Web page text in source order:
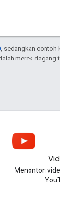
, sedangkan
merek
Menonton